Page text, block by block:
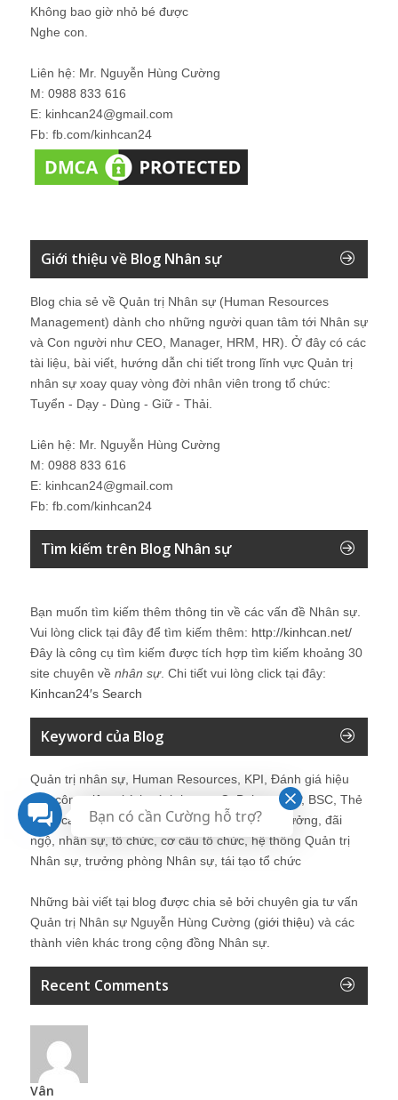
Không bao giờ nhỏ bé được
Nghe con.
Liên hệ: Mr. Nguyễn Hùng Cường
M: 0988 833 616
E: kinhcan24@gmail.com
Fb: fb.com/kinhcan24
Giới thiệu về Blog Nhân sự
Blog chia sẻ về Quản trị Nhân sự (Human Resources
Management) dành cho những người quan tâm tới Nhân sự
và Con người như CEO, Manager, HRM, HR). Ở đây có các
tài liệu, bài viết, hướng dẫn chi tiết trong lĩnh vực Quản trị
nhân sự xoay quay vòng đời nhân viên trong tổ chức:
Tuyển - Dạy - Dùng - Giữ - Thải.
Liên hệ: Mr. Nguyễn Hùng Cường
M: 0988 833 616
E: kinhcan24@gmail.com
Fb: fb.com/kinhcan24
Tìm kiếm trên Blog Nhân sự
Bạn muốn tìm kiếm thêm thông tin về các vấn đề Nhân sự
Vui lòng click tại đây để tìm kiếm thêm: http://kinhcan.net/
Đây là công cụ tìm kiếm được tích hợp tìm kiếm khoảng 30
site chuyên về nhân sự. Chi tiết vui lòng click tại đây:
Kinhcan24′s Search
Keyword của Blog
Quản trị nhân sự, Human Resources, KPI, Đánh giá hiệu
quả công việc, chính sách lương, CnB, lương 3P, BSC, Thẻ
điểm cân bằng, tuyển dụng, đào tạo, lương thưởng, đãi
ngộ, nhân sự, tổ chức, cơ cấu tổ chức, hệ thống Quản trị
Nhân sự, trưởng phòng Nhân sự, tái tạo tổ chức
Những bài viết tại blog được chia sẻ bởi chuyên gia tư vấn
Quản trị Nhân sự Nguyễn Hùng Cường (giới thiệu) và các
thành viên khác trong cộng đồng Nhân sự.
Recent Comments
Vân
Bạn có cần Cường hỗ trợ?